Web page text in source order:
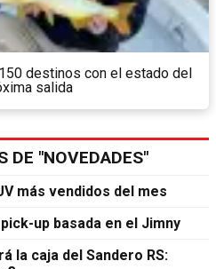
destinos con el estado del
salida
DE "NOVEDADES"
más vendidos del mes
up basada en el Jimny
la caja del Sandero RS: